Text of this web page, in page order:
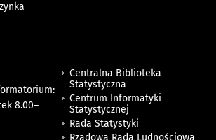
8.00–
Centralna Biblioteka
Statystyczna
Centrum Informatyki
Statystycznej
Rada Statystyki
Rządowa Rada Ludnościowa